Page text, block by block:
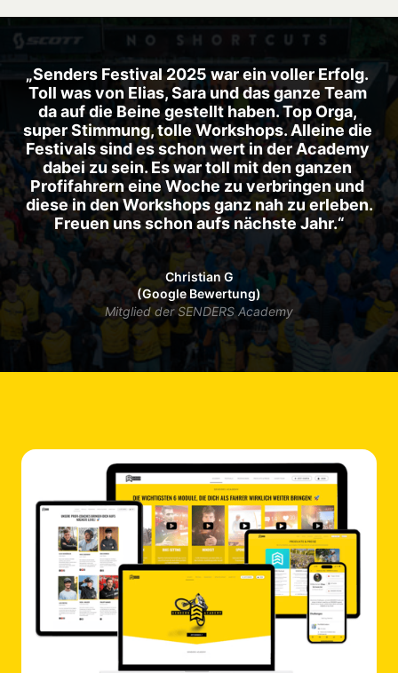
„Senders Festival 2025 war ein voller Erfolg.
Toll was von Elias, Sara und das ganze Team
da auf die Beine gestellt haben. Top Orga,
super Stimmung, tolle Workshops. Alleine die
Festivals sind es schon wert in der Academy
dabei zu sein. Es war toll mit den ganzen
Profifahrern eine Woche zu verbringen und
diese in den Workshops ganz nah zu erleben.
Freuen uns schon aufs nächste Jahr.“
Christian G
(Google Bewertung)
Mitglied der SENDERS Academy